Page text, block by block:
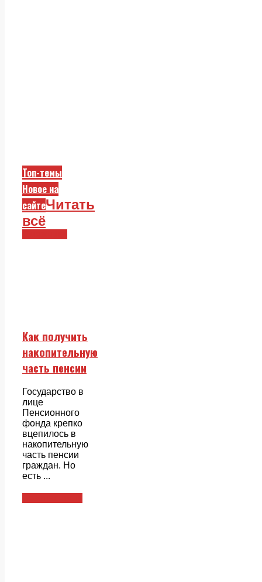
Топ-темы
Новое на
сайтеЧитать
всё
Как получить
накопительную
часть пенсии
Государство в
лице
Пенсионного
фонда крепко
вцепилось в
накопительную
часть пенсии
граждан. Но
есть ...